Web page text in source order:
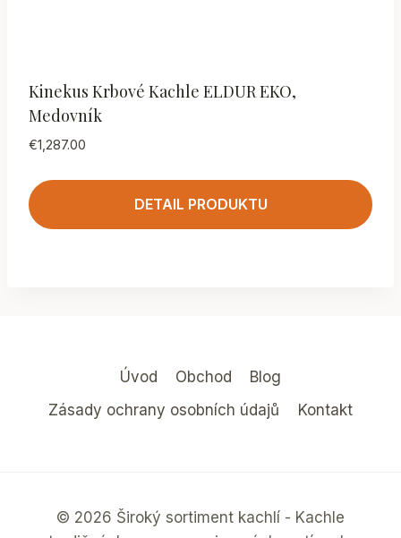
Kinekus Krbové Kachle ELDUR EKO,
Medovník
€1,287.00
DETAIL PRODUKTU
Úvod Obchod
Blog
Zásady ochrany osobních údajů
Kontakt
© 2026 Široký sortiment kachlí - Kachle